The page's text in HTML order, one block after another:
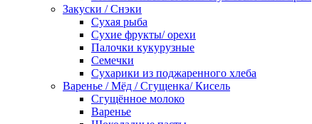
Закуски / Снэки
Сухая рыба
Сухие фрукты/ орехи
Палочки кукурузные
Семечки
Сухарики из поджаренного хлеба
Варенье / Мёд / Сгущенка/ Кисель
Сгущённое молоко
Варенье